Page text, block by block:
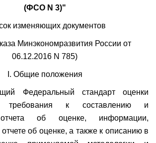
(ФСО N 3)"
изменяющих документов
Минэкономразвития России от
06.12.2016 N 785)
I. Общие положения
Федеральный стандарт оценки
требования к составлению и
об оценке, информации,
об оценке, а также к описанию в